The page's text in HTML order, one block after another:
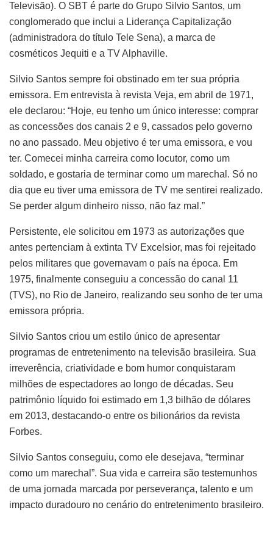
Televisão). O SBT é parte do Grupo Silvio Santos, um
conglomerado que inclui a Liderança Capitalização
(administradora do título Tele Sena), a marca de
cosméticos Jequiti e a TV Alphaville.
Silvio Santos sempre foi obstinado em ter sua própria
emissora. Em entrevista à revista Veja, em abril de 1971,
ele declarou: “Hoje, eu tenho um único interesse: comprar
as concessões dos canais 2 e 9, cassados pelo governo
no ano passado. Meu objetivo é ter uma emissora, e vou
ter. Comecei minha carreira como locutor, como um
soldado, e gostaria de terminar como um marechal. Só no
dia que eu tiver uma emissora de TV me sentirei realizado.
Se perder algum dinheiro nisso, não faz mal.”
Persistente, ele solicitou em 1973 as autorizações que
antes pertenciam à extinta TV Excelsior, mas foi rejeitado
pelos militares que governavam o país na época. Em
1975, finalmente conseguiu a concessão do canal 11
(TVS), no Rio de Janeiro, realizando seu sonho de ter uma
emissora própria.
Silvio Santos criou um estilo único de apresentar
programas de entretenimento na televisão brasileira. Sua
irreverência, criatividade e bom humor conquistaram
milhões de espectadores ao longo de décadas. Seu
patrimônio líquido foi estimado em 1,3 bilhão de dólares
em 2013, destacando-o entre os bilionários da revista
Forbes.
Silvio Santos conseguiu, como ele desejava, “terminar
como um marechal”. Sua vida e carreira são testemunhos
de uma jornada marcada por perseverança, talento e um
impacto duradouro no cenário do entretenimento brasileiro.